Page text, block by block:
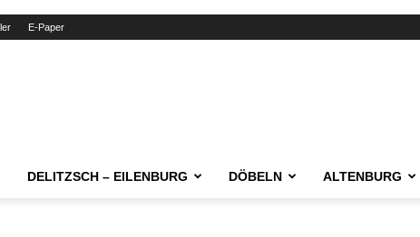
E-Paper
DELITZSCH – EILENBURG DÖBELN ALTENBURG